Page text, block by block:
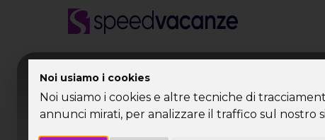
Noi usiamo i cookies
Noi usiamo i cookies e altre tecniche di
annunci mirati, per analizzare il traffico sul nostro